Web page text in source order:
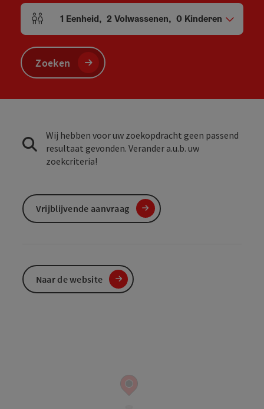
Aantal eenheden en persoonsvelden
1 Eenheid, 2 Volwassenen, 0 Kinderen
Zoeken
Wij hebben voor uw zoekopdracht geen passend
resultaat gevonden. Verander a.u.b. uw
zoekcriteria!
Vrijblijvende aanvraag
Naar de website